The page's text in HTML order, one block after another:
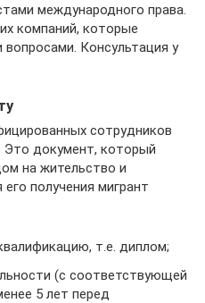
международного права.
компаний, которые
Консультация у
сотрудников
Это документ, который
на жительство и
получения мигрант
т.е. диплом;
(с соответствующей
5 лет перед